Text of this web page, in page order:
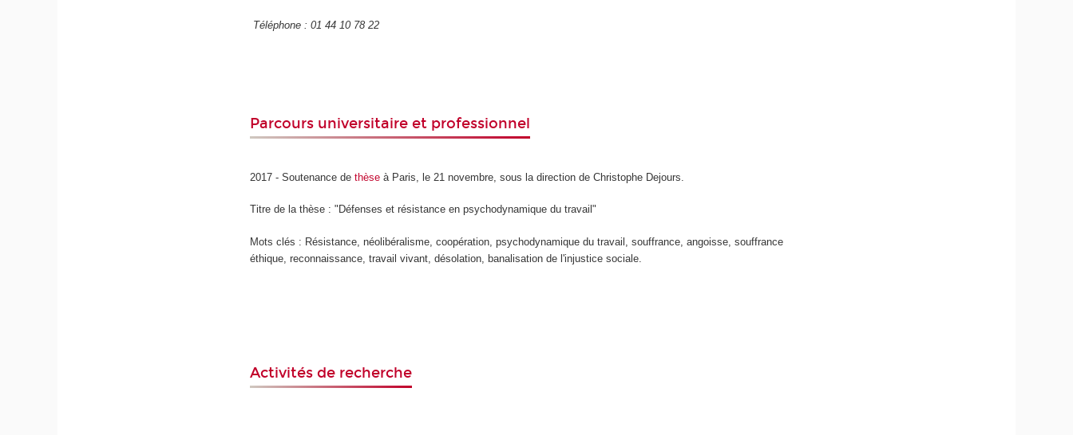
Téléphone : 01 44 10 78 22
Parcours universitaire et professionnel
2017 - Soutenance dethèse à Paris, le 21 novembre, sous la direction de Christophe Dejours.
Titre de la thèse : "Défenses et résistance en psychodynamique du travail"
Mots clés : Résistance, néolibéralisme, coopération, psychodynamique du travail, souffrance, angoisse, souffrance
éthique, reconnaissance, travail vivant, désolation, banalisation de l'injustice sociale.
Activités de recherche